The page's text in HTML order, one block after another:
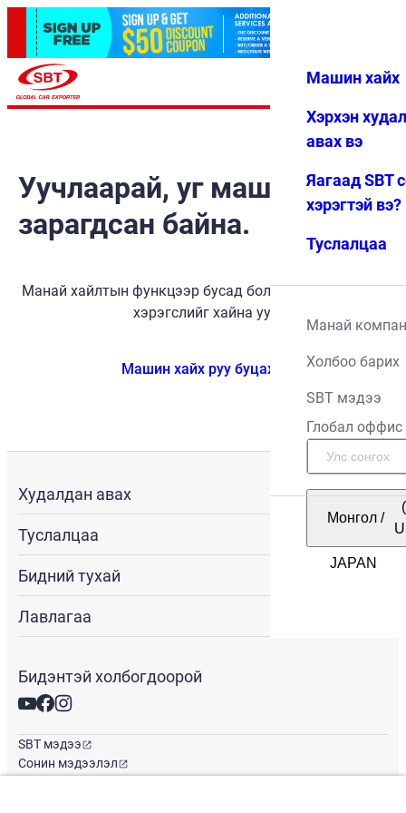
Дуртай Цэс
Машин хайх
Хэрхэн
авах вэ
Яагаад SBT
хэрэгтэй вэ?
Туслалцаа
Манай
Холбоо барих
SBT мэдээ
Глобал оффис
Монгол /
Уучлаарай, уг машин
зарагдсан байна.
Манай хайлтын функцээр бусад боломжит тээврийн
хэрэгслийг хайна уу.
Машин хайх руу буцах
Худалдан авах
Туслалцаа
Бидний тухай
Лавлагаа
Бидэнтэй холбогдоорой
SBT мэдээ
Сонин мэдээлэл